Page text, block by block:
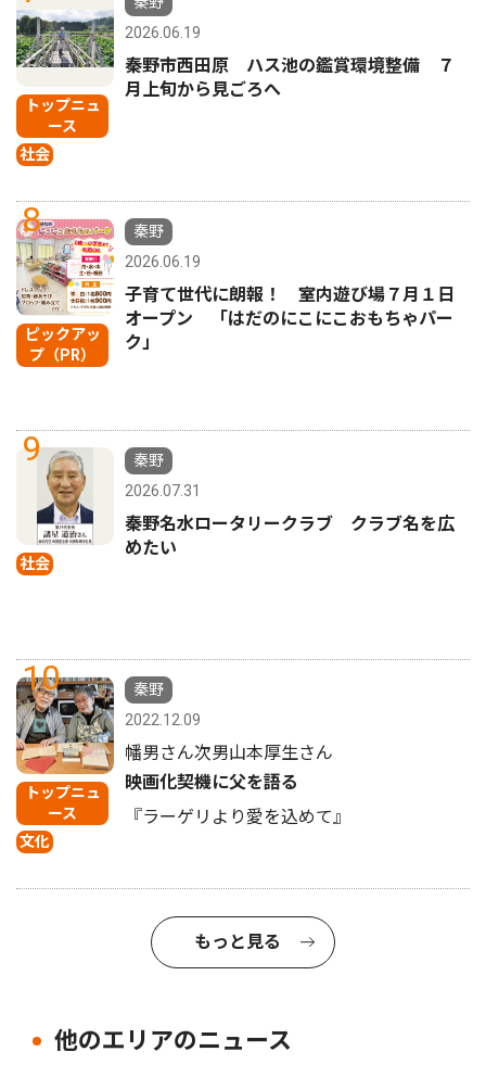
トップニュ
ース
社会
2026.06.19
秦野市西田原 ハス池の鑑賞環境整備 ７
月上旬から見ごろへ
8
ピックアッ
プ（PR）
秦野
2026.06.19
子育て世代に朗報！ 室内遊び場７月１日
オープン 「はだのにこにこおもちゃパー
ク」
9
社会
秦野
2026.07.31
秦野名水ロータリークラブ クラブ名を広
めたい
10
トップニュ
ース
文化
秦野
2022.12.09
幡男さん次男山本厚生さん
映画化契機に父を語る
『ラーゲリより愛を込めて』
もっと見る
他のエリアのニュース